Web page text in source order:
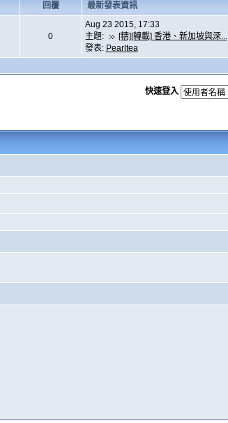
回覆 最新發表資訊
0
Aug 23 2015, 17:33
主題:
[精][轉載] 香港、新加坡與深...
發表: Pearltea
快速登入